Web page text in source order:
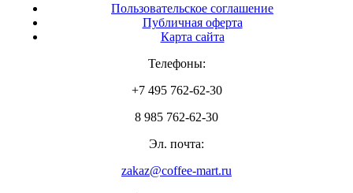
Пользовательское соглашение
Публичная оферта
Карта сайта
Телефоны:
+7 495 762-62-30
8 985 762-62-30
Эл. почта:
zakaz@coffee-mart.ru